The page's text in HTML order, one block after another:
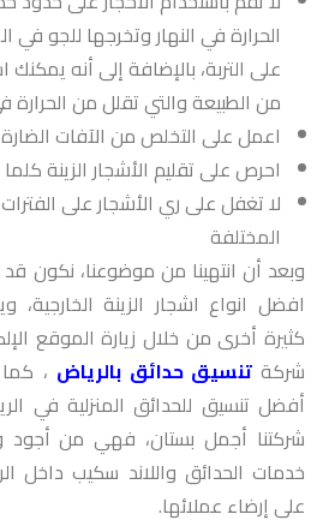
الحرارة في النهار وتخرجها للجو في
على التربة، بالإضافة إلى أنه
من الطبيعة والتي تقلل من الحرارة
اعمل على التخلص من الآفات
احرص على تقليم الأشجار الزينة
لا تغفل على ري الأشجار على الفترات
المختلفة
وبعد أن انتهينا من موضوعنا، نكون
افضل انواع اشجار الزينة الخارجية،
كثيرة أخرى من خلال زيارة الموقع
شركةتنسيق حدائق بالرياض ،
أفضل تنسيق للحدائق المنزلية في
شركتنا أجمل بستان، فهي من أجود
خدمات الحدائق واللاند سكيب داخل
على إرضاء عملائها.